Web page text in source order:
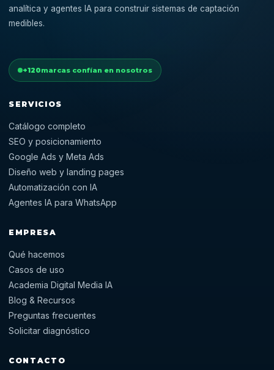
analítica y agentes IA para construir sistemas de captación
medibles.
+120marcas confían en nosotros
SERVICIOS
Catálogo completo
SEO y posicionamiento
Google Ads y Meta Ads
Diseño web y landing pages
Automatización con IA
Agentes IA para WhatsApp
EMPRESA
Qué hacemos
Casos de uso
Academia Digital Media IA
Blog & Recursos
Preguntas frecuentes
Solicitar diagnóstico
CONTACTO